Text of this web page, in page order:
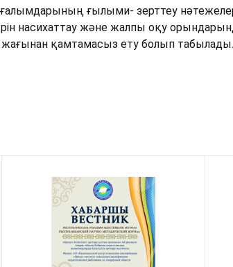
ғалымдарының ғылыми- зерттеу
насихаттау және жалпы оқу
жағынан қамтамасыз ету болып табылады.